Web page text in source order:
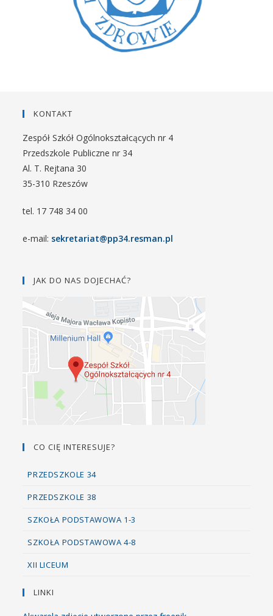
KONTAKT
Zespół Szkół Ogólnokształcących nr 4
Przedszkole Publiczne nr 34
Al. T. Rejtana 30
35-310 Rzeszów
tel. 17 748 34 00
e-mail: sekretariat@pp34.resman.pl
JAK DO NAS DOJECHAĆ?
CO CIĘ INTERESUJE?
PRZEDSZKOLE 34
PRZEDSZKOLE 38
SZKOŁA PODSTAWOWA 1-3
SZKOŁA PODSTAWOWA 4-8
XII LICEUM
LINKI